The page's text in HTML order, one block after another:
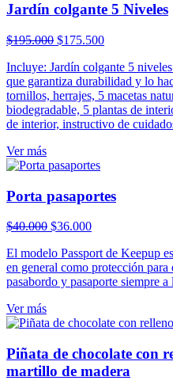
Jardín colgante 5 Niveles
$195.000 El
original
era:
$195.000.
$175.500El
actual
es:
$175.500.
Incluye: Jardín colgante 5
que garantiza durabilidad y lo
tornillos, herrajes, 5 macetas
biodegradable, 5 plantas de
de interior, instructivo de
Ver más
Porta pasaportes
$40.000 El
original
era:
$40.000.
$36.000El
actual
es:
$36.000.
El modelo Passport de Keepup
en general como protección
pasabordo y pasaporte siempre
Ver más
Piñata de chocolate con
martillo de madera